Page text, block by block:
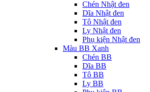
Chén Nhật đen
Dĩa Nhật đen
Tô Nhật đen
Ly Nhật đen
Phụ kiện Nhật đen
Màu BB Xanh
Chén BB
Dĩa BB
Tô BB
Ly BB